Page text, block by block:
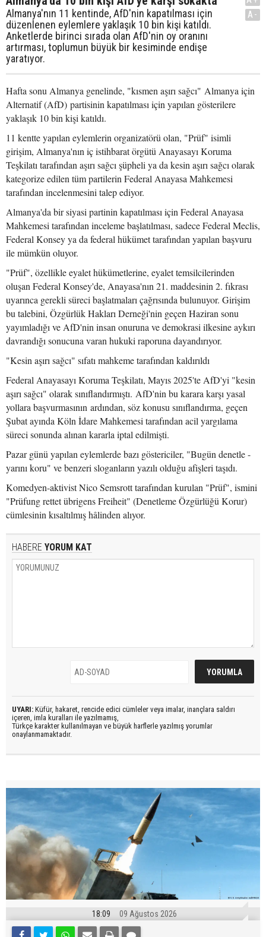
Almanya'nın 11 kentinde, AfD'nin kapatılması için
düzenlenen eylemlere yaklaşık 10 bin kişi katıldı.
Anketlerde birinci sırada olan AfD'nin oy oranını
artırması, toplumun büyük bir kesiminde endişe
yaratıyor.
A-
Hafta sonu Almanya genelinde, "kısmen aşırı sağcı" Almanya için
Alternatif (AfD) partisinin kapatılması için yapılan gösterilere
yaklaşık 10 bin kişi katıldı.
11 kentte yapılan eylemlerin organizatörü olan, "Prüf" isimli
girişim, Almanya'nın iç istihbarat örgütü Anayasayı Koruma
Teşkilatı tarafından aşırı sağcı şüpheli ya da kesin aşırı sağcı olarak
kategorize edilen tüm partilerin Federal Anayasa Mahkemesi
tarafından incelenmesini talep ediyor.
Almanya'da bir siyasi partinin kapatılması için Federal Anayasa
Mahkemesi tarafından inceleme başlatılması, sadece Federal Meclis,
Federal Konsey ya da federal hükümet tarafından yapılan başvuru
ile mümkün oluyor.
"Prüf", özellikle eyalet hükümetlerine, eyalet temsilcilerinden
oluşan Federal Konsey'de, Anayasa'nın 21. maddesinin 2. fıkrası
uyarınca gerekli süreci başlatmaları çağrısında bulunuyor. Girişim
bu talebini, Özgürlük Hakları Derneği'nin geçen Haziran sonu
yayımladığı ve AfD'nin insan onuruna ve demokrasi ilkesine aykırı
davrandığı sonucuna varan hukuki raporuna dayandırıyor.
"Kesin aşırı sağcı" sıfatı mahkeme tarafından kaldırıldı
Federal Anayasayı Koruma Teşkilatı, Mayıs 2025'te AfD'yi "kesin
aşırı sağcı" olarak sınıflandırmıştı. AfD'nin bu karara karşı yasal
yollara başvurmasının ardından, söz konusu sınıflandırma, geçen
Şubat ayında Köln İdare Mahkemesi tarafından acil yargılama
süreci sonunda alınan kararla iptal edilmişti.
Pazar günü yapılan eylemlerde bazı göstericiler, "Bugün denetle -
yarını koru" ve benzeri sloganların yazılı olduğu afişleri taşıdı.
Komedyen-aktivist Nico Semsrott tarafından kurulan "Prüf", ismini
"Prüfung rettet übrigens Freiheit" (Denetleme Özgürlüğü Korur)
cümlesinin kısaltılmış hâlinden alıyor.
HABERE YORUM KAT
UYARI: Küfür, hakaret, rencide edici cümleler veya imalar, inançlara saldırı
içeren, imla kuralları ile yazılmamış,
Türkçe karakter kullanılmayan ve büyük harflerle yazılmış yorumlar
onaylanmamaktadır.
18:09 09 Ağustos 2026